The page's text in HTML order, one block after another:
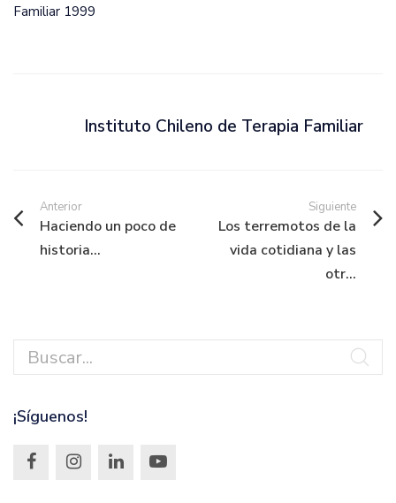
Familiar 1999
Instituto Chileno de Terapia Familiar
Anterior
Haciendo un poco de
historia...
Siguiente
Los terremotos de la
vida cotidiana y las
otr...
¡Síguenos!